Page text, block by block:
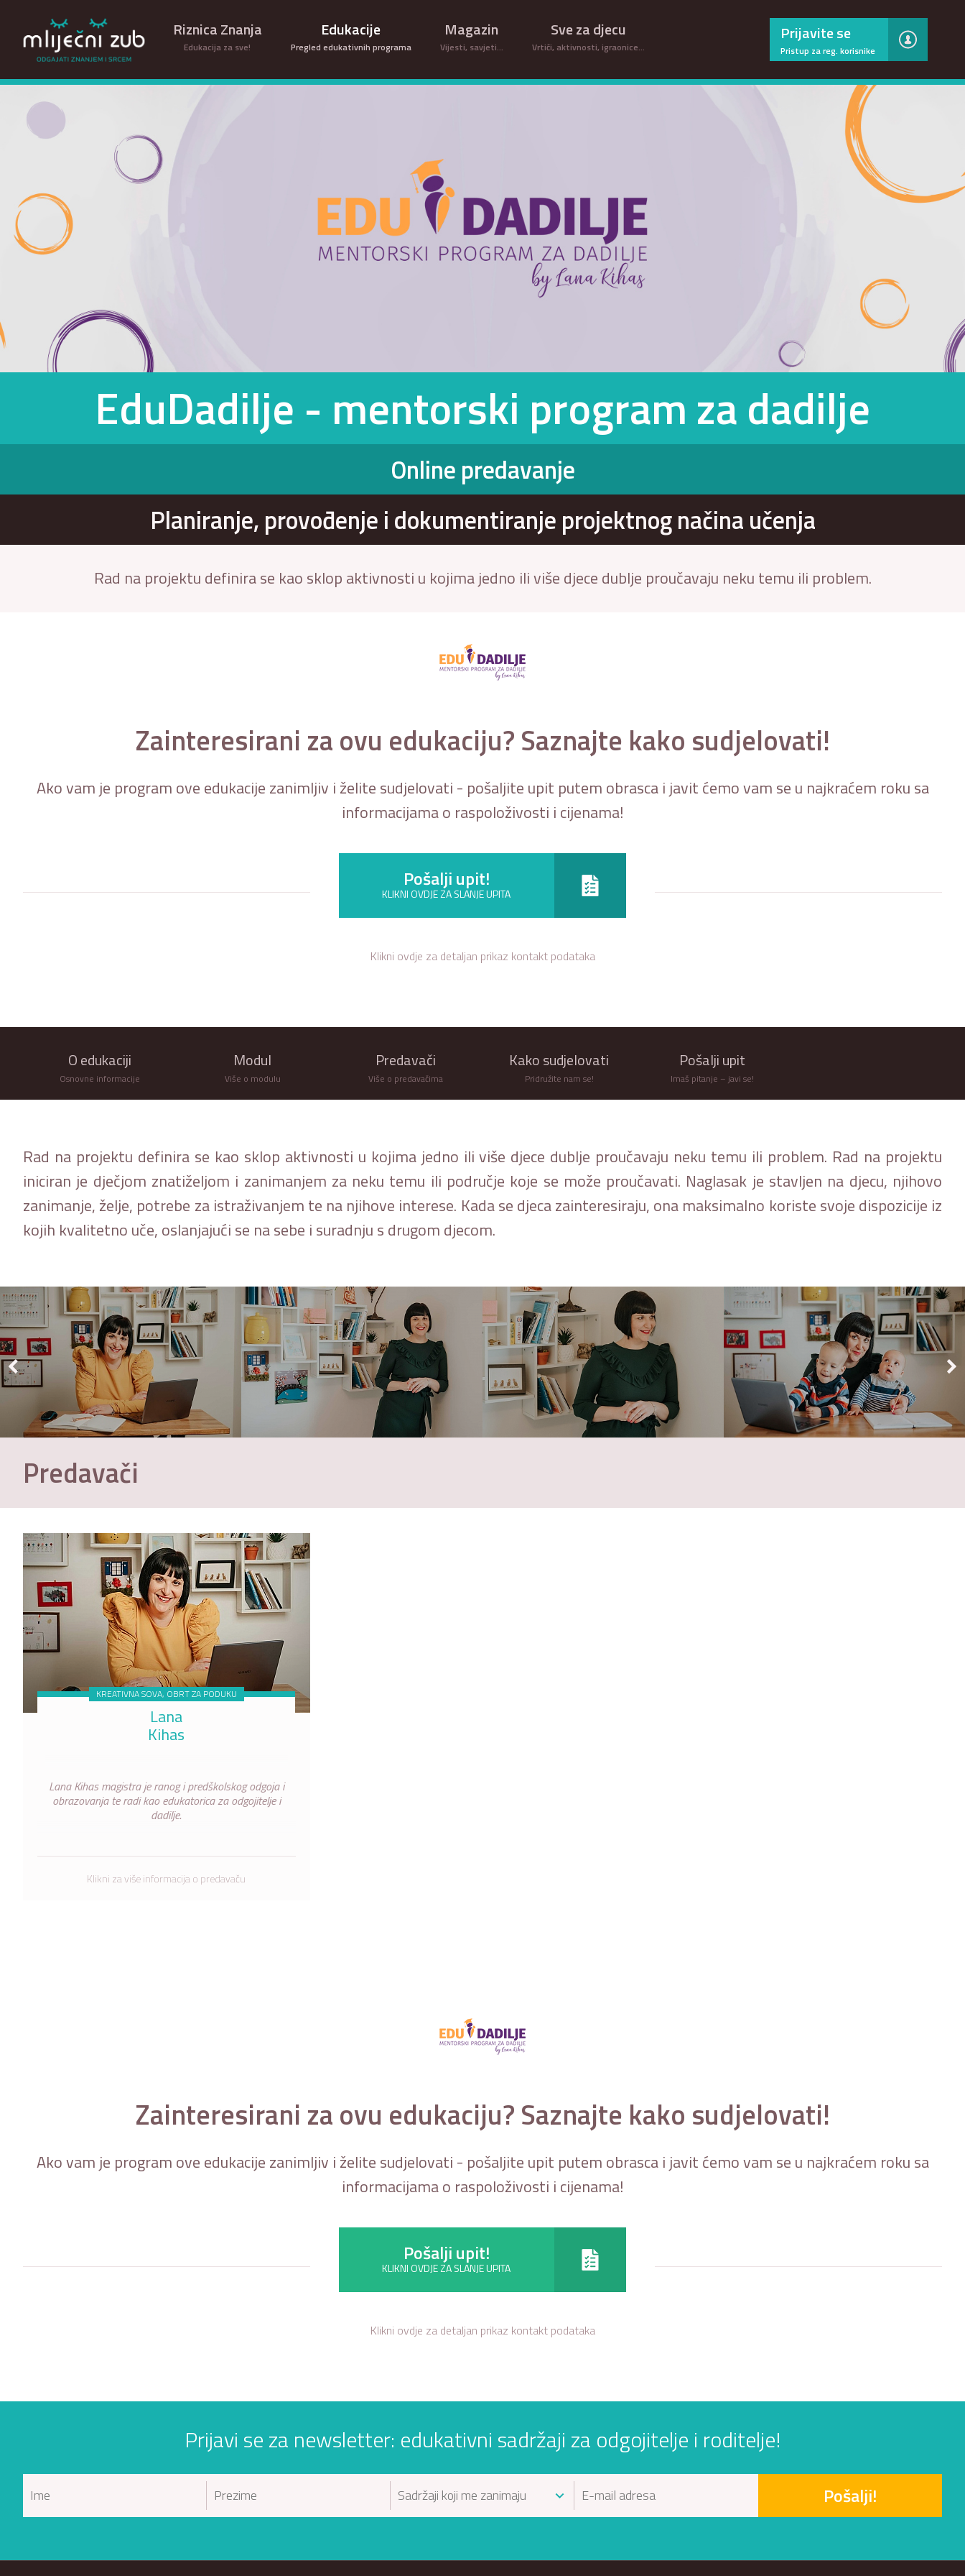
×
Riznica Znanja
Edukacija za sve!
Edukacije
Pregled edukativnih programa
Magazin
Vijesti, savjeti...
Sve za djecu
Vrtići, aktivnosti, igraonice…
Prijavite se
Pristup za reg. korisnike
EduDadilje - mentorski program za dadilje
Online predavanje
Planiranje, provođenje i dokumentiranje projektnog načina učenja
Rad na projektu definira se kao sklop aktivnosti u kojima jedno ili više djece dublje proučavaju neku temu ili problem.
Zainteresirani za ovu edukaciju? Saznajte kako sudjelovati!
Ako vam je program ove edukacije zanimljiv i želite sudjelovati - pošaljite upit putem obrasca i javit ćemo vam se u najkraćem roku sa
informacijama o raspoloživosti i cijenama!
Pošalji upit!
KLIKNI OVDJE ZA SLANJE UPITA
Klikni ovdje za detaljan prikaz kontakt podataka
O edukaciji
Osnovne informacije
Modul
Više o modulu
Predavači
Više o predavačima
Kako sudjelovati
Pridružite nam se!
Pošalji upit
Imaš pitanje – javi se!
Rad na projektu definira se kao sklop aktivnosti u kojima jedno ili više djece dublje proučavaju neku temu ili problem. Rad na projektu
iniciran je dječjom znatiželjom i zanimanjem za neku temu ili područje koje se može proučavati. Naglasak je stavljen na djecu, njihovo
zanimanje, želje, potrebe za istraživanjem te na njihove interese. Kada se djeca zainteresiraju, ona maksimalno koriste svoje dispozicije iz
kojih kvalitetno uče, oslanjajući se na sebe i suradnju s drugom djecom.
Predavači
KREATIVNA SOVA, OBRT ZA PODUKU
Lana
Kihas
Lana Kihas magistra je ranog i predškolskog odgoja i
obrazovanja te radi kao edukatorica za odgojitelje i
dadilje.
Klikni za više informacija o predavaču
Zainteresirani za ovu edukaciju? Saznajte kako sudjelovati!
Ako vam je program ove edukacije zanimljiv i želite sudjelovati - pošaljite upit putem obrasca i javit ćemo vam se u najkraćem roku sa
informacijama o raspoloživosti i cijenama!
Pošalji upit!
KLIKNI OVDJE ZA SLANJE UPITA
Klikni ovdje za detaljan prikaz kontakt podataka
Prijavi se za newsletter: edukativni sadržaji za odgojitelje i roditelje!
Pošalji!